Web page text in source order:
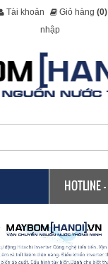
Tài khoản Giỏ hàng (0)
nhập
HOTLINE -